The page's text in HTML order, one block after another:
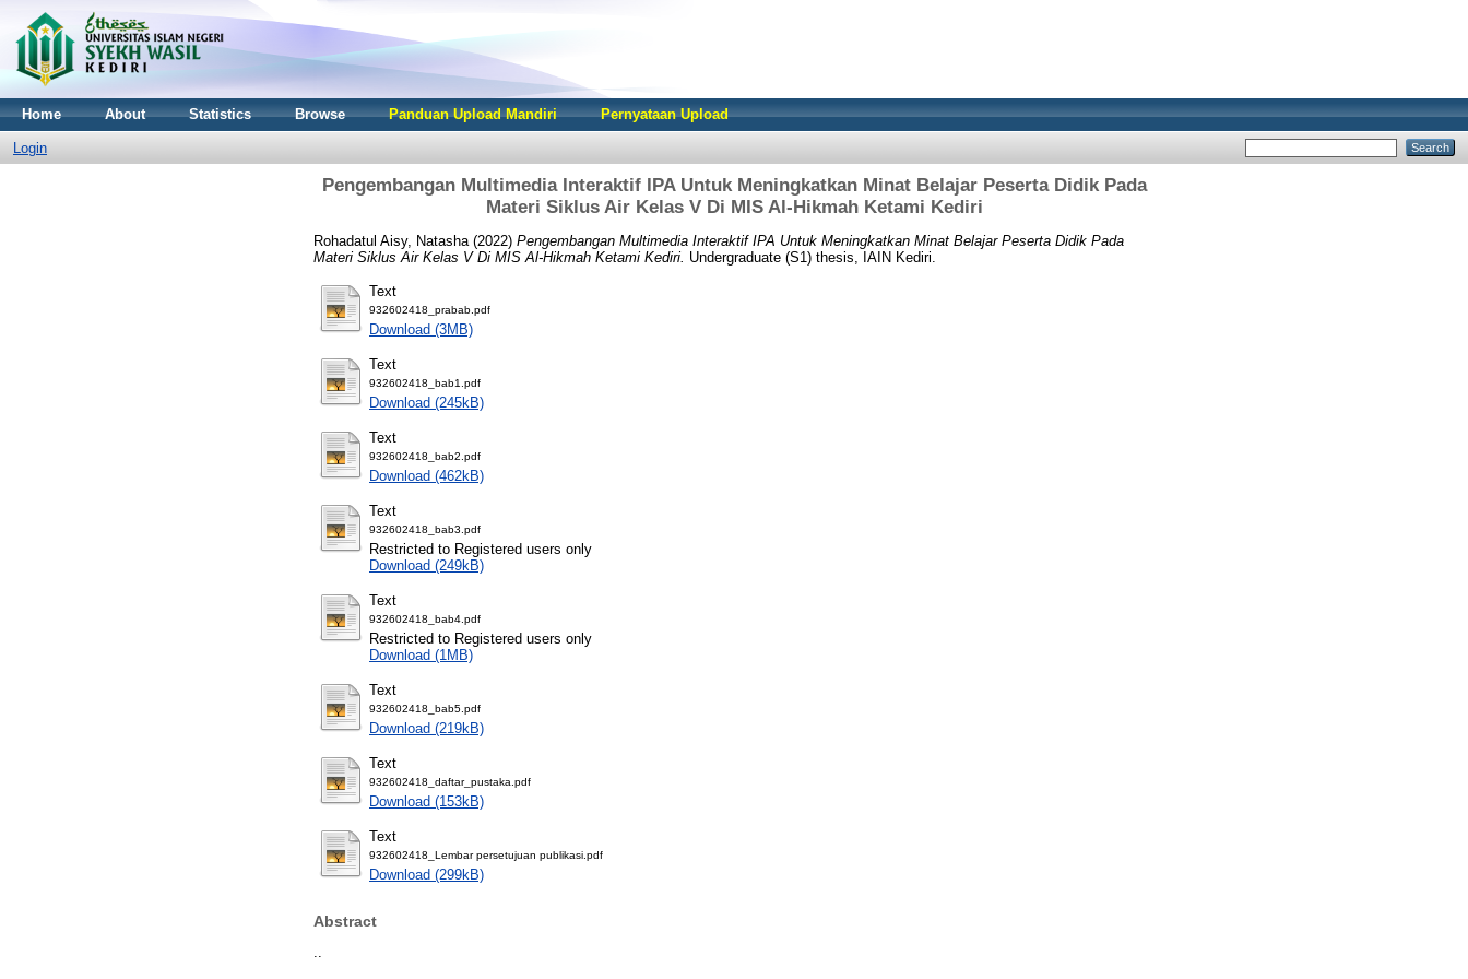
Home About Statistics Browse Panduan Upload Mandiri Pernyataan Upload
Login
Pengembangan Multimedia Interaktif IPA Untuk Meningkatkan Minat Belajar Peserta Didik Pada
Materi Siklus Air Kelas V Di MIS Al-Hikmah Ketami Kediri
Rohadatul Aisy, Natasha (2022) Pengembangan Multimedia Interaktif IPA Untuk Meningkatkan Minat Belajar Peserta Didik Pada
Materi Siklus Air Kelas V Di MIS Al-Hikmah Ketami Kediri. Undergraduate (S1) thesis, IAIN Kediri.
Text
932602418_prabab.pdf
Download (3MB)
Text
932602418_bab1.pdf
Download (245kB)
Text
932602418_bab2.pdf
Download (462kB)
Text
932602418_bab3.pdf
Restricted to Registered users only
Download (249kB)
Text
932602418_bab4.pdf
Restricted to Registered users only
Download (1MB)
Text
932602418_bab5.pdf
Download (219kB)
Text
932602418_daftar_pustaka.pdf
Download (153kB)
Text
932602418_Lembar persetujuan publikasi.pdf
Download (299kB)
Abstract
..